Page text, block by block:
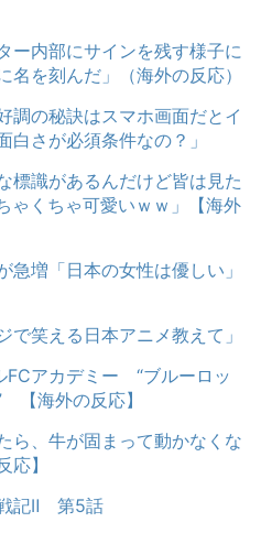
ー内部にサインを残す様子に
を刻んだ」（海外の反応）
調の秘訣はスマホ画面だとイ
白さが必須条件なの？」
標識があるんだけど皆は見た
ゃくちゃ可愛いｗｗ」【海外
急増「日本の女性は優しい」
笑える日本アニメ教えて」
FCアカデミー “ブルーロッ
【海外の反応】
ら、牛が固まって動かなくな
】
戦記Ⅱ 第5話